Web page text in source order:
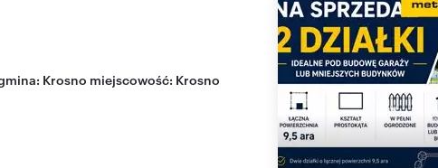
Krosno miejscowość: Krosno